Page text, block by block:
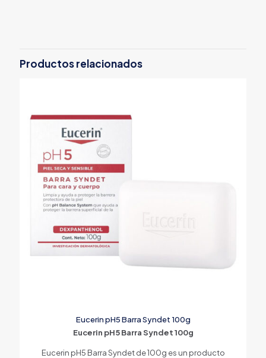
Productos relacionados
Eucerin pH5 Barra Syndet 100g
Eucerin pH5 Barra Syndet 100g
Eucerin pH5 Barra Syndet de 100g es un producto